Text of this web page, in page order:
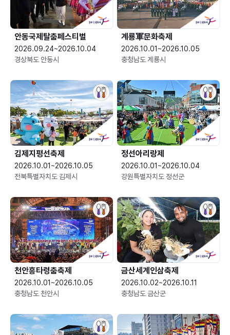
안동국제탈춤페스티벌
2026.09.24~2026.10.04
경상북도 안동시
2026.10.01~2026.10.05
충청남도 계룡시
김제지평선축제
2026.10.01~2026.10.05
전북특별자치도 김제시
정선아리랑제
2026.10.01~2026.10.04
강원특별자치도 정선군
천안흥타령춤축제
2026.10.01~2026.10.05
충청남도 천안시
금산세계인삼축제
2026.10.02~2026.10.11
충청남도 금산군